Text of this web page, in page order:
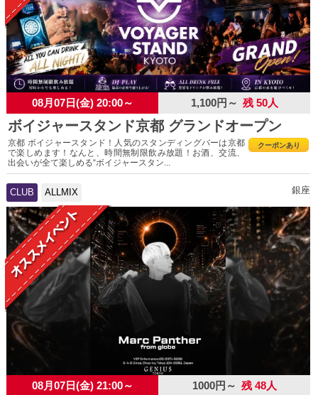
08月07日(金) 20:00～ 1,100円～ 残 50人
ボイジャースタンド京都 グランドオープン
クーポンあり
京都 ボイジャースタンド！人気のスタンディングバーは京都
で楽しめます！なんと、時間無制限飲み放題！お酒、交流、
出会いが全て楽しめる“ボイジャースタン...
CLUB ALLMIX 銀座
08月07日(金) 21:00～ 1000円～ 残 48人